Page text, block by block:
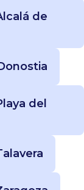
de
del